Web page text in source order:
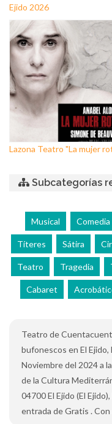
Ejido 2026
Lazona Teatro "La mujer
Subcategorías
Musical Comedia
Títeres Sátira
Teatro Tragedia
Cabaret
Teatro de
bufonescos en El Ejido,
Noviembre del 2024 a
de la Cultura
04700 El Ejido (El
entrada de Gratis . Con